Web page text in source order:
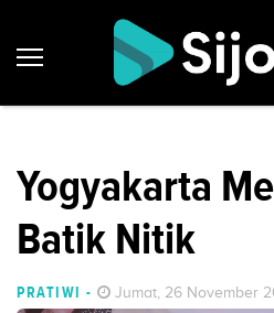
Yogyakarta
Batik Nitik
PRATIWI - Jumat, 26 November